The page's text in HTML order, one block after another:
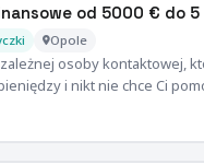
od 5000 € do
Opole
osoby kontaktowej,
i nikt nie chce Ci